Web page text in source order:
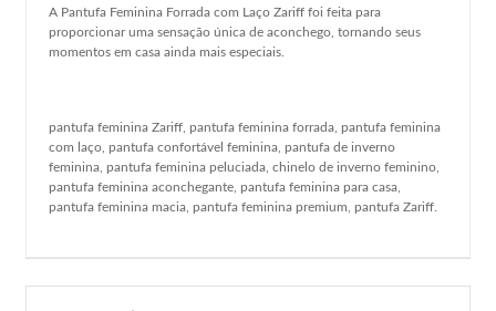
A Pantufa Feminina Forrada com Laço Zariff foi feita para
proporcionar uma sensação única de aconchego, tornando seus
momentos em casa ainda mais especiais.
pantufa feminina Zariff, pantufa feminina forrada, pantufa feminina
com laço, pantufa confortável feminina, pantufa de inverno
feminina, pantufa feminina peluciada, chinelo de inverno feminino,
pantufa feminina aconchegante, pantufa feminina para casa,
pantufa feminina macia, pantufa feminina premium, pantufa Zariff.